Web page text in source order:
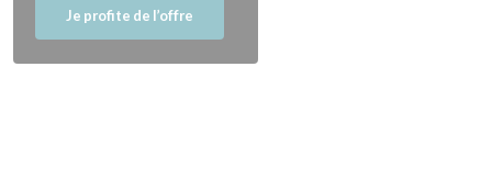
Je profite de l’offre